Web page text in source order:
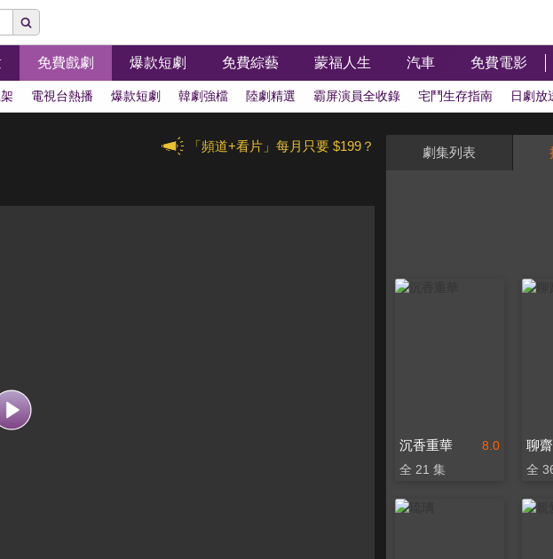
免費戲劇 爆款短劇 免費綜藝 蒙福人生 汽車 免費電影
電視台熱播 爆款短劇 韓劇強檔 陸劇精選 霸屏演員全收錄 宅鬥生存指南 日劇放
「頻道+看片」每月只要 $199？ 劇集列表
8.0
沉香重華
全 21 集
聊
全